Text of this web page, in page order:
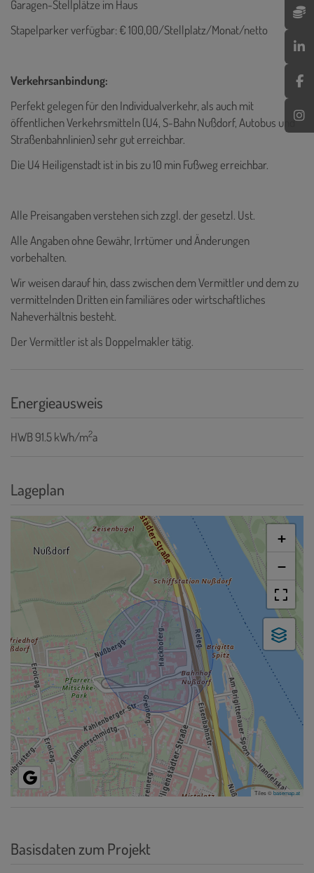
Garagen-Stellplätze im Haus
Stapelparker verfügbar: € 100,00/Stellplatz/Monat/netto
Verkehrsanbindung:
Perfekt gelegen für den Individualverkehr, als auch mit
öffentlichen Verkehrsmitteln (U4, S-Bahn Nußdorf, Autobus und
Straßenbahnlinien) sehr gut erreichbar.
Die U4 Heiligenstadt ist in bis zu 10 min Fußweg erreichbar.
Alle Preisangaben verstehen sich zzgl. der gesetzl. Ust.
Alle Angaben ohne Gewähr, Irrtümer und Änderungen
vorbehalten.
Wir weisen darauf hin, dass zwischen dem Vermittler und dem zu
vermittelnden Dritten ein familiäres oder wirtschaftliches
Naheverhältnis besteht.
Der Vermittler ist als Doppelmakler tätig.
Energieausweis
HWB91.5 kWh/m2a
Lageplan
+
−
Tiles ©basemap.at
Basisdaten zum Projekt